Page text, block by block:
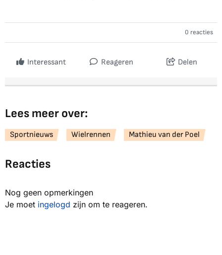
0 reacties
Interessant Reageren Delen
Lees meer over:
Sportnieuws Wielrennen Mathieu van der Poel
Reacties
Nog geen opmerkingen
Je moet ingelogd zijn om te reageren.